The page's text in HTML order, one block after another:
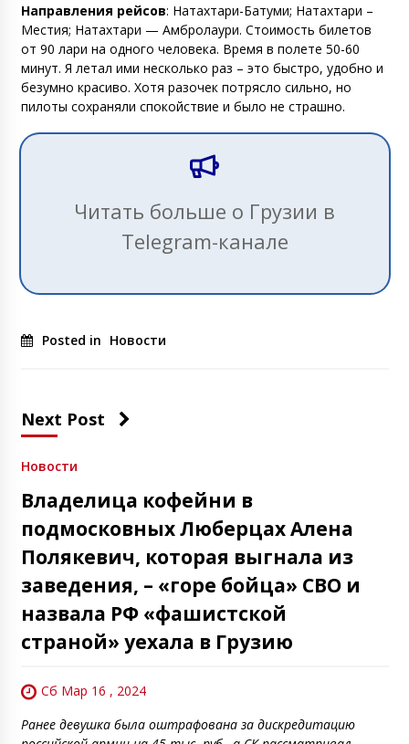
Направления рейсов: Натахтари-Батуми; Натахтари –
Местия; Натахтари — Амбролаури. Стоимость билетов
от 90 лари на одного человека. Время в полете 50-60
минут. Я летал ими несколько раз – это быстро, удобно и
безумно красиво. Хотя разочек потрясло сильно, но
пилоты сохраняли спокойствие и было не страшно.
Читать больше о Грузии в
Telegram-канале
Posted in Новости
Next Post
Новости
Владелица кофейни в
подмосковных Люберцах Алена
Полякевич, которая выгнала из
заведения, – «горе бойца» СВО и
назвала РФ «фашистской
страной» уехала в Грузию
Сб Мар 16 , 2024
Ранее девушка была оштрафована за дискредитацию